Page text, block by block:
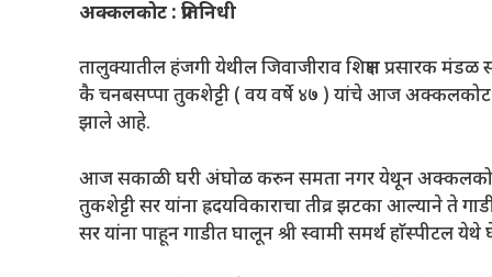
अक्कलकोट : प्रतिनिधी
तालुक्यातील हंजगी येथील जिवाजीराव शिक्षण प्रसारक
कै चनबसप्पा तुकशेट्टी ( वय वर्षे ४७ ) यांचे आज अक्कलकोट
झाले आहे.
आज सकाळी घरी अंघोळ करुन समता नगर येथून अक्कलकोट
तुकशेट्टी सर यांना ह्रदयविकाराचा तीव्र झटका आल्याने ते
सर यांना पाहून गाडीत घालून श्री स्वामी समर्थ हाॅस्पीटल